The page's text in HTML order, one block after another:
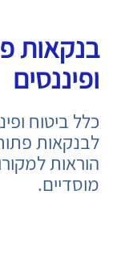
בנקאות
ופיננסים
כלל ביטוח
לבנקאות
הוראות
מוסדיים.